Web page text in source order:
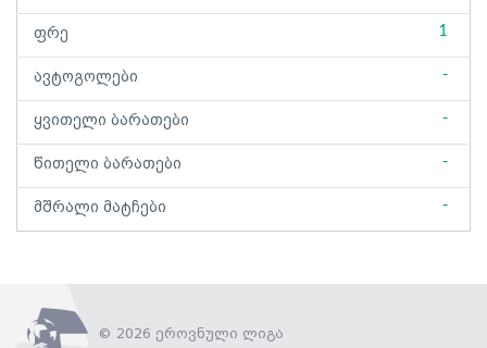
ფრე 1
ავტოგოლები -
ყვითელი ბარათები -
წითელი ბარათები -
მშრალი მატჩები -
© 2026 ეროვნული ლიგა